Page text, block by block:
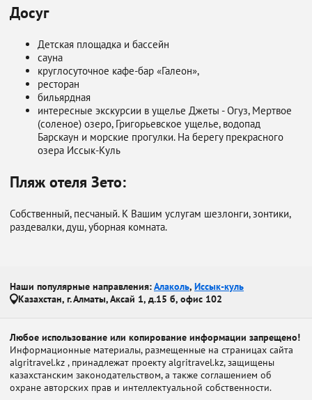
Досуг
Детская площадка и бассейн
сауна
круглосуточное кафе-бар «Галеон»,
ресторан
бильярдная
интересные экскурсии в ущелье Джеты - Огуз, Мертвое
(соленое) озеро, Григорьевское ущелье, водопад
Барскаун и морские прогулки. На берегу прекрасного
озера Иссык-Куль
Пляж отеля Зето:
Собственный, песчаный. К Вашим услугам шезлонги, зонтики,
раздевалки, душ, уборная комната.
Наши популярные направления:Алаколь, Иссык-куль
Казахстан, г. Алматы, Аксай 1, д.15 б, офис 102
Любое использование или копирование информации запрещено!
Информационные материалы, размещенные на страницах сайта
algritravel.kz , принадлежат проекту algritravel.kz, защищены
казахстанским законодательством, а также соглашением об
охране авторских прав и интеллектуальной собственности.